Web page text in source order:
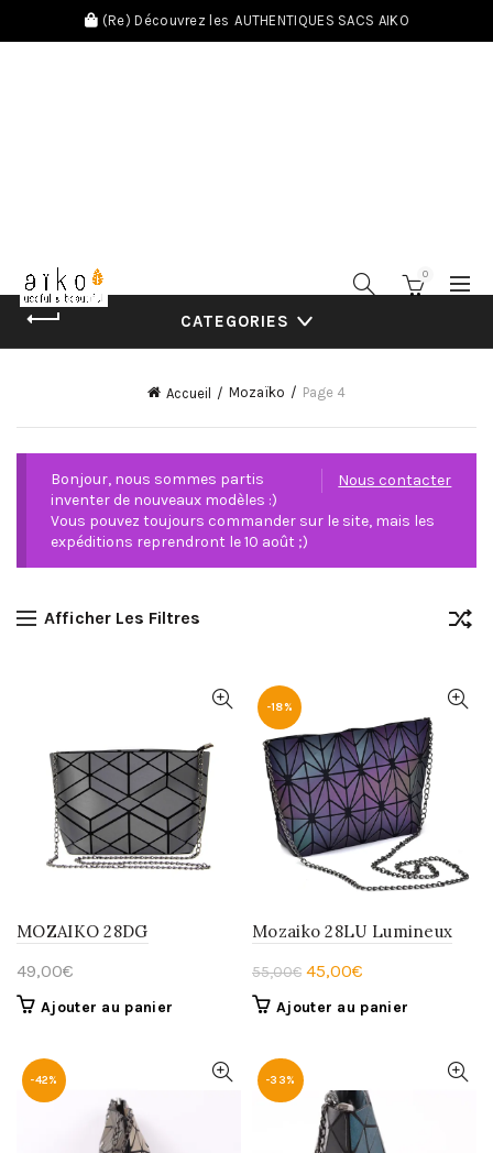
(Re) Découvrez les AUTHENTIQUES SACS AIKO
0
CATEGORIES
Accueil Mozaïko Page 4
Nous contacter
Bonjour, nous sommes partis
inventer de nouveaux modèles :)
Vous pouvez toujours commander sur le site, mais les
expéditions reprendront le 10 août ;)
Afficher Les Filtres
MOZAIKO 28DG
49,00€
Ajouter au panier
-18%
Mozaiko 28LU Lumineux
55,00€ Le
prix
45,00€
prix
Ajouter au panier
-42% -33%